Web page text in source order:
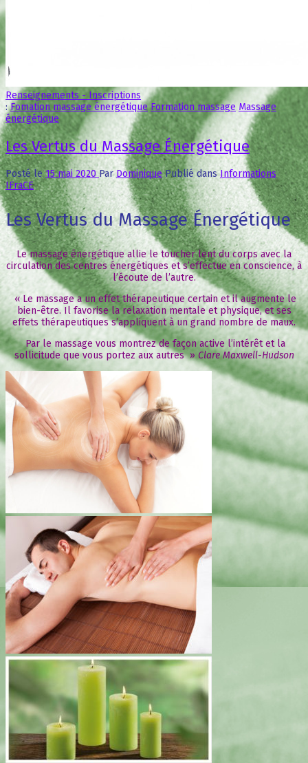
Renseignements - Inscriptions
:Fomation massage énergétique Formation massage Massage
énergétique
Les Vertus du Massage Énergétique
Posté le15 mai 2020 ParDominique Publié dansInformations
IFraCE
Les Vertus du Massage Énergétique
Le massage énergétique allie le toucher lent du corps avec la
circulation des centres énergétiques et s’effectue en conscience, à
l’écoute de l’autre.
« Le massage a un effet thérapeutique certain et il augmente le
bien-être. Il favorise la relaxation mentale et physique, et ses
effets thérapeutiques s’appliquent à un grand nombre de maux.
Par le massage vous montrez de façon active l’intérêt et la
sollicitude que vous portez aux autres » Clare Maxwell-Hudson